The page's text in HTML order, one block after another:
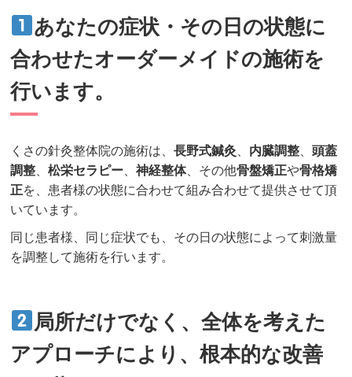
あなたの症状・その日の状態に
合わせたオーダーメイドの施術を
行います。
くさの針灸整体院の施術は、長野式鍼灸 内臓調整 、頭蓋
調整 、松栄セラピー 、神経整体、その他骨盤矯正や骨格矯
正を、患者様の状態に合わせて組み合わせて提供させて頂
いています。
同じ患者様、同じ症状でも、その日の状態によって刺激量
を調整して施術を行います。
局所だけでなく、全体を考えた
アプローチにより、根本的な改善